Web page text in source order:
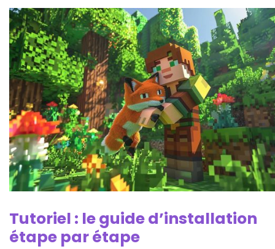
Tutoriel : le guide d’installation
étape par étape